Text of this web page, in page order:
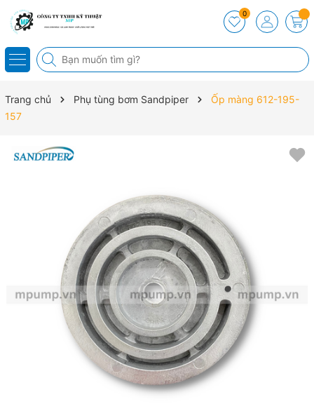
0
Trang chủ Phụ tùng bơm Sandpiper
Ốp màng 612-195-
157